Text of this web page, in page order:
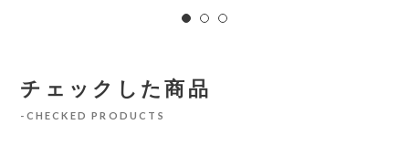
チェックした商品
CHECKED PRODUCTS